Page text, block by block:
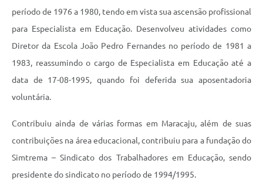
período de 1976 a 1980, tendo em vista sua ascensão profissional
para Especialista em Educação. Desenvolveu atividades como
Diretor da Escola João Pedro Fernandes no período de 1981 a
1983, reassumindo o cargo de Especialista em Educação até a
data de 17-08-1995, quando foi deferida sua aposentadoria
voluntária.
Contribuiu ainda de várias formas em Maracaju, além de suas
contribuições na área educacional, contribuiu para a fundação do
Simtrema – Sindicato dos Trabalhadores em Educação, sendo
presidente do sindicato no período de 1994/1995.